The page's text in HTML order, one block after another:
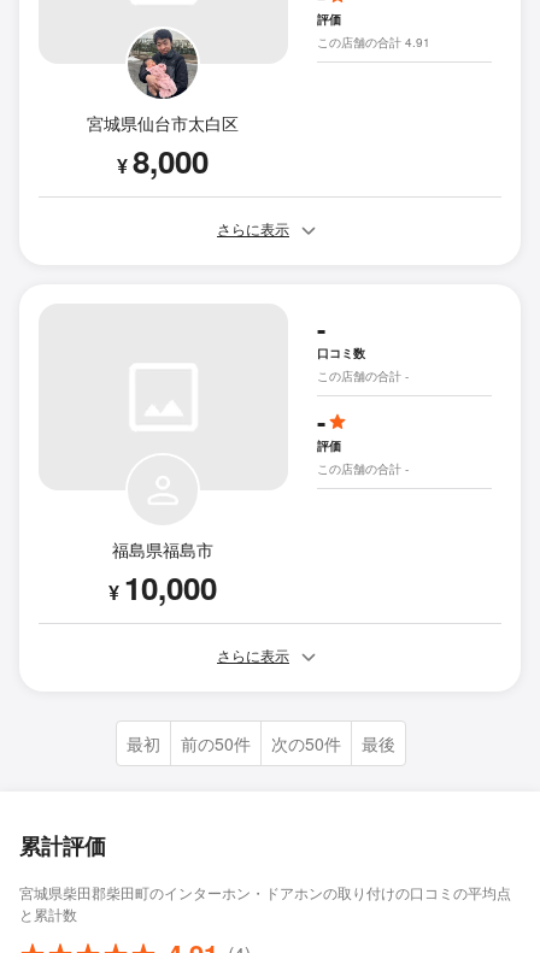
宮城県仙台市太白区
¥8,000
評価
この店舗の合計 4.91
さらに表示
福島県福島市
¥ 10,000
-
口コミ数
この店舗の合計 -
-
評価
この店舗の合計 -
さらに表示
最初 前の50件 次の50件 最後
累計評価
宮城県柴田郡柴田町のインターホン・ドアホンの取り付けの口コミの平均点
と累計数